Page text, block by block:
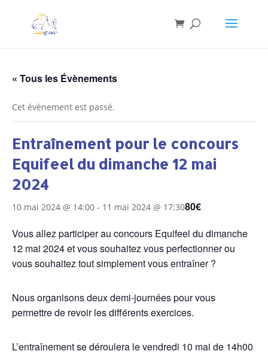
« Tous les Évènements
Cet évènement est passé.
Entraînement pour le concours
Equifeel du dimanche 12 mai
2024
10 mai 2024 @ 14:00 - 11 mai 2024 @ 17:3080€
Vous allez participer au concours Equifeel du dimanche
12 mai 2024 et vous souhaitez vous perfectionner ou
vous souhaitez tout simplement vous entraîner ?
Nous organisons deux demi-journées pour vous
permettre de revoir les différents exercices.
L’entraînement se déroulera le vendredi 10 mai de 14h00